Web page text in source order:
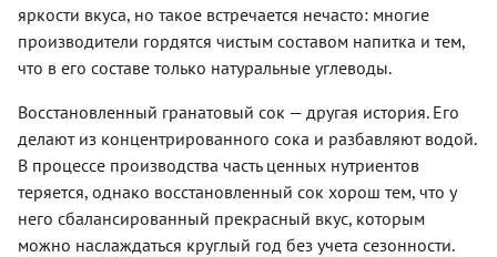
яркости вкуса, но такое встречается нечасто: многие
производители гордятся чистым составом напитка и тем,
что в его составе только натуральные углеводы.
Восстановленный гранатовый сок — другая история. Его
делают из концентрированного сока и разбавляют водой.
В процессе производства часть ценных нутриентов
теряется, однако восстановленный сок хорош тем, что у
него сбалансированный прекрасный вкус, которым
можно наслаждаться круглый год без учета сезонности.